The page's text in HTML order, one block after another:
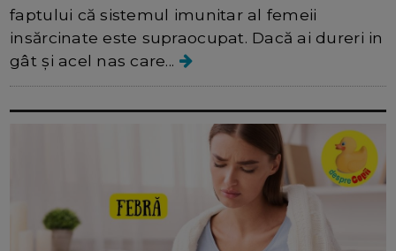
faptului că sistemul imunitar al femeii
insărcinate este supraocupat. Dacă ai dureri in
gât și acel nas care...